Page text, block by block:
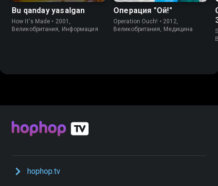
Bu qanday yasalgan
How It's Made • 2001,
Великобритания, Информация
Операция "Ой!"
Operation Ouch! • 2012,
Великобритания, Медицина
hophop.tv